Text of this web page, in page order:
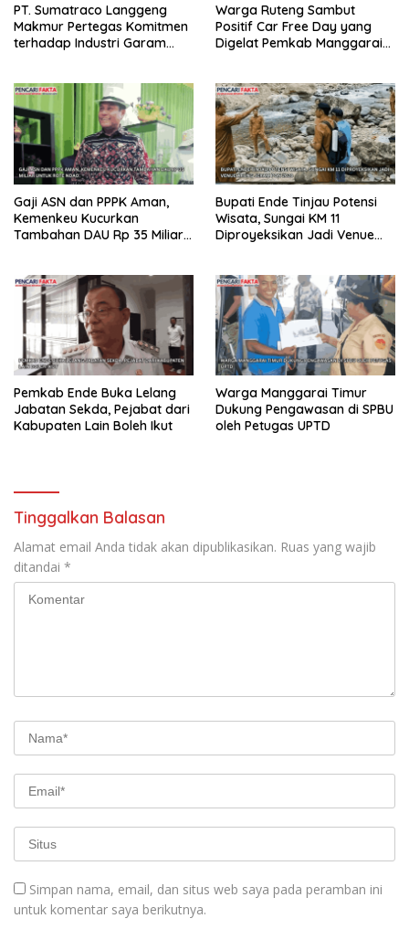
PT. Sumatraco Langgeng
Makmur Pertegas Komitmen
terhadap Industri Garam
Warga Ruteng Sambut
Positif Car Free Day yang
Digelat Pemkab Manggarai
Gaji ASN dan PPPK Aman,
Kemenkeu Kucurkan
Tambahan DAU Rp 35 Miliar
Bupati Ende Tinjau Potensi
Wisata, Sungai KM 11
Diproyeksikan Jadi Venue
Pemkab Ende Buka Lelang
Jabatan Sekda, Pejabat dari
Kabupaten Lain Boleh Ikut
Warga Manggarai Timur
Dukung Pengawasan di SPBU
oleh Petugas UPTD
Tinggalkan Balasan
Alamat email Anda tidak akan dipublikasikan. Ruas yang wajib
ditandai *
Simpan nama, email, dan situs web saya pada peramban ini
untuk komentar saya berikutnya.